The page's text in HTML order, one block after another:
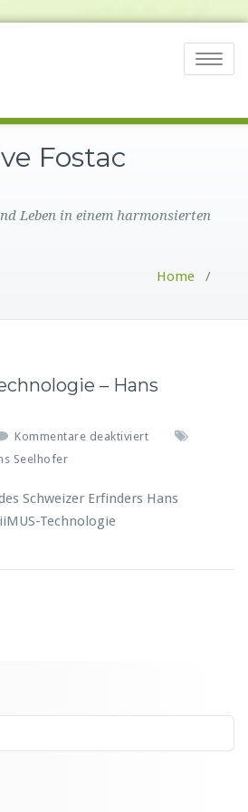
Toggle
Fostac
Leben in einem harmonsierten
Home /
– Hans
Kommentare deaktiviert
M
A
Seelhofer
Schweizer Erfinders Hans
Technologie